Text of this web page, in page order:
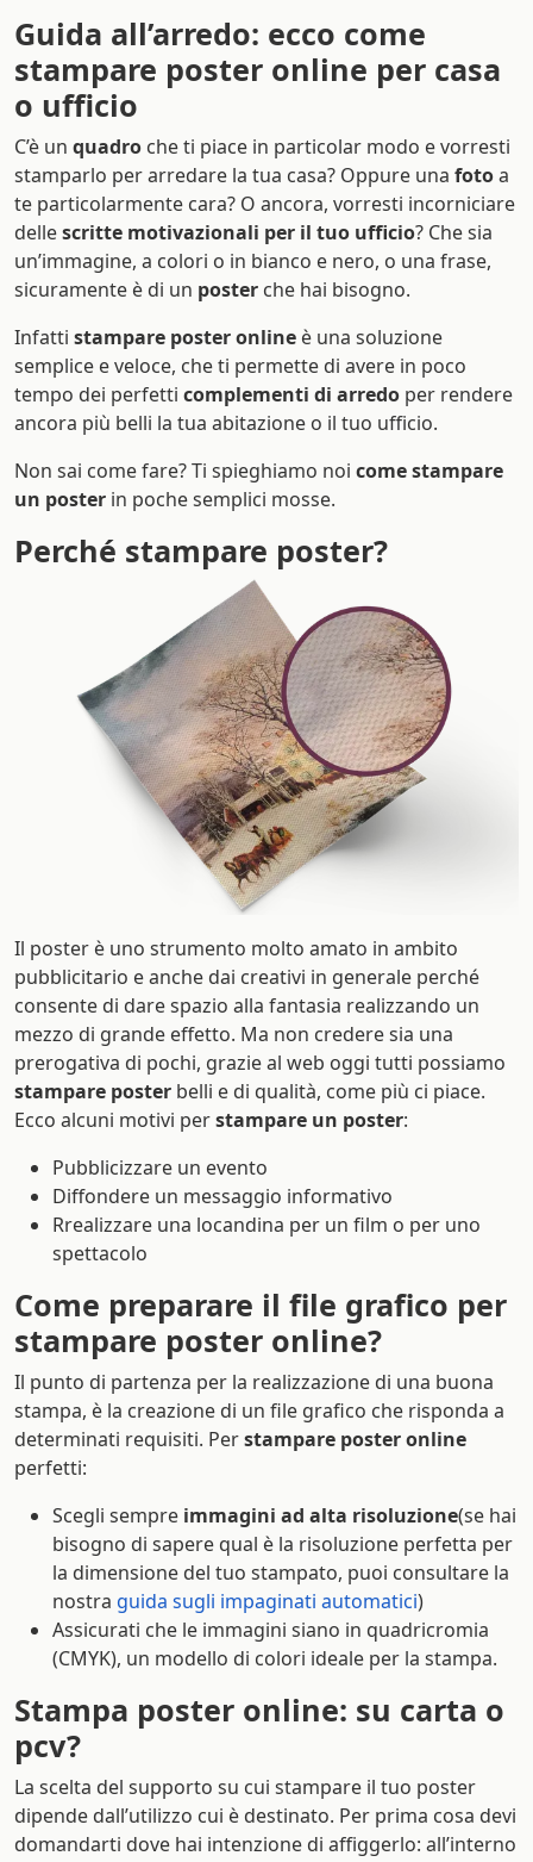
Guida all’arredo: ecco come
stampare poster online per casa
o ufficio
C’è un quadro che ti piace in particolar modo e vorresti
stamparlo per arredare la tua casa? Oppure una fotoa
te particolarmente cara? O ancora, vorresti incorniciare
dellescritte motivazionali per il tuo ufficio? Che sia
un’immagine, a colori o in bianco e nero, o una frase,
sicuramente è di un poster che hai bisogno.
Infatti stampare poster online è una soluzione
semplice e veloce, che ti permette di avere in poco
tempo dei perfetti complementi di arredo per rendere
ancora più belli la tua abitazione o il tuo ufficio.
Non sai come fare? Ti spieghiamo noi come stampare
un poster in poche semplici mosse.
Perché stampare poster?
Il poster è uno strumento molto amato in ambito
pubblicitario e anche dai creativi in generale perché
consente di dare spazio alla fantasia realizzando un
mezzo di grande effetto. Ma non credere sia una
prerogativa di pochi, grazie al web oggi tutti possiamo
stampare poster belli e di qualità, come più ci piace.
Ecco alcuni motivi perstampare un poster:
Pubblicizzare un evento
Diffondere un messaggio informativo
Rrealizzare una locandina per un film o per uno
spettacolo
Come preparare il file grafico per
stampare poster online?
Il punto di partenza per la realizzazione di una buona
stampa, è la creazione di un file grafico che risponda a
determinati requisiti. Perstampare poster online
perfetti:
Scegli sempre immagini ad alta risoluzione(se hai
bisogno di sapere qual è la risoluzione perfetta per
la dimensione del tuo stampato, puoi consultare la
nostra guida sugli impaginati automatici)
Assicurati che le immagini siano in quadricromia
(CMYK), un modello di colori ideale per la stampa.
Stampa poster online: su carta o
pcv?
La scelta del supporto su cui stampare il tuo poster
dipende dall’utilizzo cui è destinato. Per prima cosa devi
domandarti dove hai intenzione di affiggerlo: all’interno